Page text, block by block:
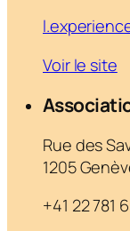
Voir le site
Rue des
1205
+41 22 781